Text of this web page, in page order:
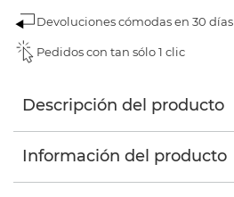
Devoluciones cómodas en 30 días
Pedidos con tan sólo 1 clic
Descripción del producto
Información del producto